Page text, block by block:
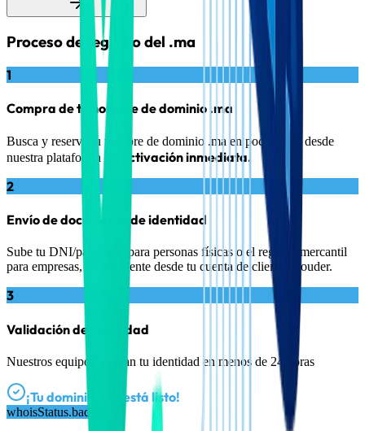
Proceso de registro del .ma
1
Compra de tu nombre de dominio .ma
Busca y reserva tu nombre de dominio .ma en pocos clics desde
nuestra plataforma —
activación inmediata.
2
Envío de documento de identidad
Sube tu DNI/pasaporte para personas físicas o el registro mercantil
para empresas, directamente desde tu cuenta de cliente Clouder.
3
Validación de identidad
Nuestros equipos validan tu identidad en menos de 24 horas
¡Tu dominio .ma está listo!
whoisStatus.badge